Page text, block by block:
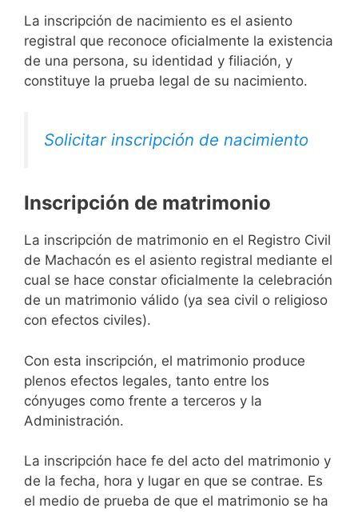
La inscripción de nacimiento es el asiento
registral que reconoce oficialmente la existencia
de una persona, su identidad y filiación, y
constituye la prueba legal de su nacimiento.
Solicitar inscripción de nacimiento
Inscripción de matrimonio
La inscripción de matrimonio en el Registro Civil
de Machacón es el asiento registral mediante el
cual se hace constar oficialmente la celebración
de un matrimonio válido (ya sea civil o religioso
con efectos civiles).
Con esta inscripción, el matrimonio produce
plenos efectos legales, tanto entre los
cónyuges como frente a terceros y la
Administración.
La inscripción hace fe del acto del matrimonio y
de la fecha, hora y lugar en que se contrae. Es
el medio de prueba de que el matrimonio se ha